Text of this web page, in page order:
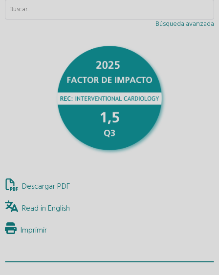
Búsqueda avanzada
Descargar PDF
Read in English
Imprimir